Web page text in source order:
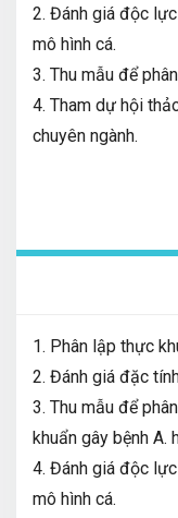
2. Đánh giá độc
mô hình cá.
3. Thu mẫu để
4. Tham dự hội
chuyên ngành.
1. Phân lập thực
2. Đánh giá đặc
3. Thu mẫu để
khuẩn gây bệnh A.
4. Đánh giá độc
mô hình cá.